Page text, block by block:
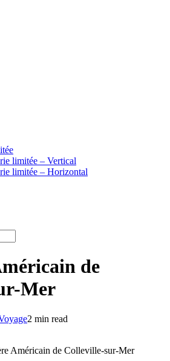
limitée – Vertical
limitée – Horizontal
de
Mer
2 min read
Américain de Colleville-sur-Mer